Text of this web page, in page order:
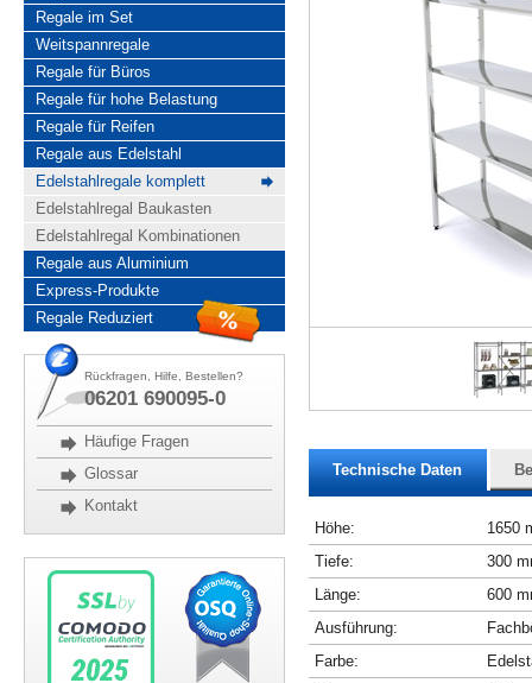
Regale im Set
Weitspannregale
Regale für Büros
Regale für hohe Belastung
Regale für Reifen
Regale aus Edelstahl
Edelstahlregale komplett
Edelstahlregal Baukasten
Edelstahlregal Kombinationen
Regale aus Aluminium
Express-Produkte
Regale Reduziert
Rückfragen, Hilfe, Bestellen?
06201 690095-0
Häufige Fragen
Glossar
Kontakt
Technische Daten
Höhe:
1650
Tiefe:
300
Länge:
600
Ausführung:
Farbe: